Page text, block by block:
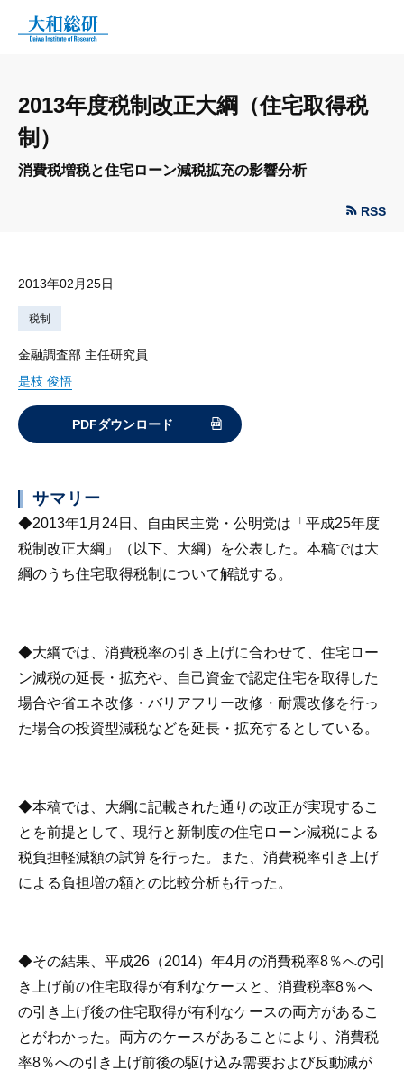
2013年度税制改正大綱（住宅取得税
制）
消費税増税と住宅ローン減税拡充の影響分析
RSS
2013年02月25日
税制
金融調査部 主任研究員
是枝 俊悟
PDFダウンロード
サマリー
◆2013年1月24日、自由民主党・公明党は「平成25年度
税制改正大綱」（以下、大綱）を公表した。本稿では大
綱のうち住宅取得税制について解説する。
◆大綱では、消費税率の引き上げに合わせて、住宅ロー
ン減税の延長・拡充や、自己資金で認定住宅を取得した
場合や省エネ改修・バリアフリー改修・耐震改修を行っ
た場合の投資型減税などを延長・拡充するとしている。
◆本稿では、大綱に記載された通りの改正が実現するこ
とを前提として、現行と新制度の住宅ローン減税による
税負担軽減額の試算を行った。また、消費税率引き上げ
による負担増の額との比較分析も行った。
◆その結果、平成26（2014）年4月の消費税率8％への引
き上げ前の住宅取得が有利なケースと、消費税率8％へ
の引き上げ後の住宅取得が有利なケースの両方があるこ
とがわかった。両方のケースがあることにより、消費税
率8％への引き上げ前後の駆け込み需要および反動減が